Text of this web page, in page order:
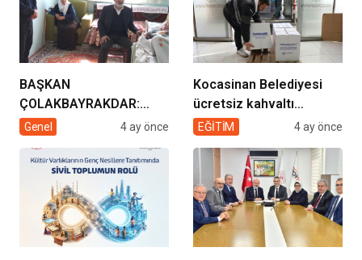
BAŞKAN
ÇOLAKBAYRAKDAR:
“EVDE SAĞLIK
GÖNÜLLERE
DOKUNUYORUZ”
Genel 4 ay önce
Kocasinan Belediyesi
ücretsiz kahvaltı
desteği projesi
EĞİTİM 4 ay önce